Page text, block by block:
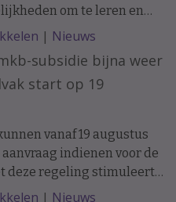
om te leren en
Onderzoek naar de
laat zien dat de
een organisatie op
kunnen maken.
| Nieuws
subsidie bijna weer
start op 19
vanaf 19 augustus
indienen voor de
deze regeling stimuleert
Zaken en
| Nieuws